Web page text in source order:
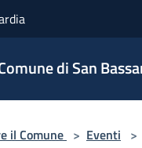
di San
il Comune > Eventi >